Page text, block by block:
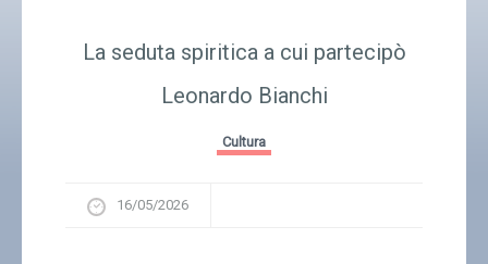
La seduta spiritica a cui partecipò
Leonardo Bianchi
Cultura
16/05/2026